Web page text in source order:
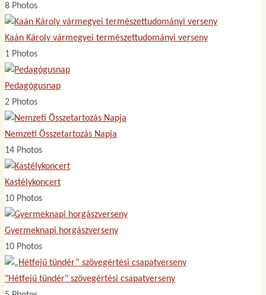
8 Photos
Kaán Károly vármegyei természettudományi verseny
1 Photos
Pedagógusnap
2 Photos
Nemzeti Összetartozás Napja
14 Photos
Kastélykoncert
10 Photos
Gyermeknapi horgászverseny
10 Photos
"Hétfejű tündér" szövegértési csapatverseny